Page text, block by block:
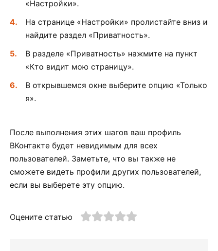
«Настройки».
На странице «Настройки» пролистайте вниз и
найдите раздел «Приватность».
В разделе «Приватность» нажмите на пункт
«Кто видит мою страницу».
В открывшемся окне выберите опцию «Только
я».
После выполнения этих шагов ваш профиль
ВКонтакте будет невидимым для всех
пользователей. Заметьте, что вы также не
сможете видеть профили других пользователей,
если вы выберете эту опцию.
Оцените статью